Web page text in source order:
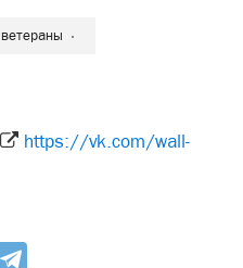
ветераны
https://vk.com/wall-